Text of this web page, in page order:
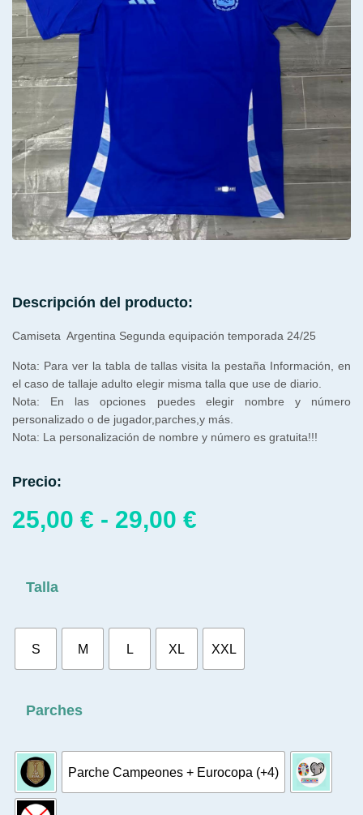
Descripción del producto:
Camiseta Argentina Segunda equipación temporada 24/25
Nota: Para ver la tabla de tallas visita la pestaña Información, en
el caso de tallaje adulto elegir misma talla que use de diario.
Nota: En las opciones puedes elegir nombre y número
personalizado o de jugador,parches,y más.
Nota: La personalización de nombre y número es gratuita!!!
Precio:
25,00 € - 29,00 €
Talla
S M L XL XXL
Parches
Parche Campeones + Eurocopa (+4)